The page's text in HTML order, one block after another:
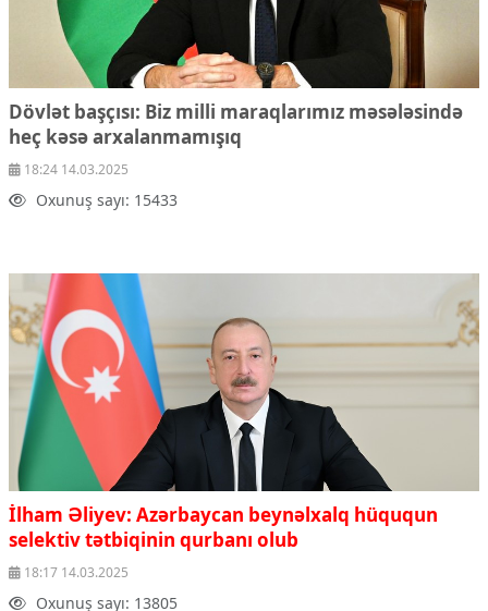
Dövlət başçısı: Biz milli maraqlarımız məsələsində
heç kəsə arxalanmamışıq
18:24 14.03.2025
Oxunuş sayı: 15433
İlham Əliyev: Azərbaycan beynəlxalq hüququn
selektiv tətbiqinin qurbanı olub
18:17 14.03.2025
Oxunuş sayı: 13805